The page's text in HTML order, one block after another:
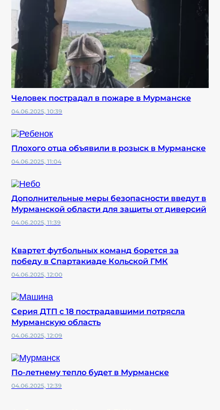
Человек пострадал в пожаре в Мурманске
04.06.2025, 10:39
Плохого отца объявили в розыск в Мурманске
04.06.2025, 11:04
Дополнительные меры безопасности введут в
Мурманской области для защиты от диверсий
04.06.2025, 11:39
Квартет футбольных команд борется за
победу в Спартакиаде Кольской ГМК
04.06.2025, 12:00
Серия ДТП с 18 пострадавшими потрясла
Мурманскую область
04.06.2025, 12:09
По-летнему тепло будет в Мурманске
04.06.2025, 12:39